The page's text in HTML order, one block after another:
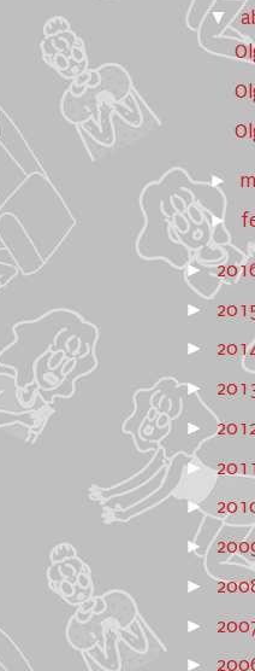
▼
►
►
►
►
►
►
►
►
►
►
►
►
►